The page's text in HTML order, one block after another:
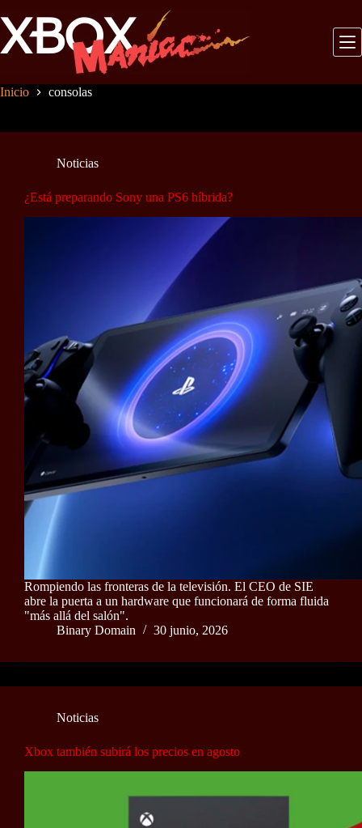
al
contenido
Inicio consolas
Noticias
¿Está preparando Sony una PS6 híbrida?
Rompiendo las fronteras de la televisión. El CEO de SIE
abre la puerta a un hardware que funcionará de forma fluida
"más allá del salón".
Binary Domain
30 junio, 2026
Noticias
Xbox también subirá los precios en agosto